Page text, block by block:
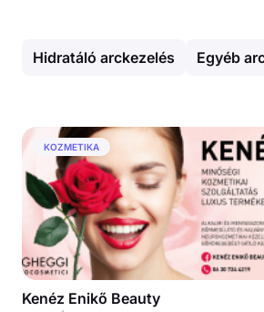
Hidratáló arckezelés Egyéb
KOZMETIKA
Kenéz Enikő Beauty